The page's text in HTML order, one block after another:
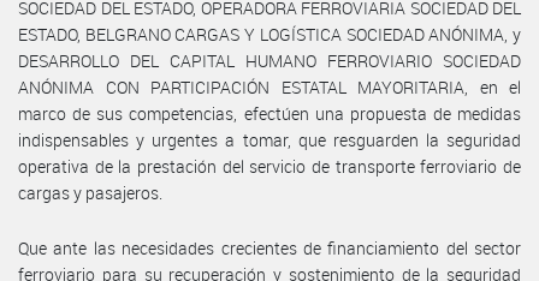
SOCIEDAD DEL ESTADO, OPERADORA FERROVIARIA SOCIEDAD DEL
ESTADO, BELGRANO CARGAS Y LOGÍSTICA SOCIEDAD ANÓNIMA, y
DESARROLLO DEL CAPITAL HUMANO FERROVIARIO SOCIEDAD
ANÓNIMA CON PARTICIPACIÓN ESTATAL MAYORITARIA, en el
marco de sus competencias, efectúen una propuesta de medidas
indispensables y urgentes a tomar, que resguarden la seguridad
operativa de la prestación del servicio de transporte ferroviario de
cargas y pasajeros.
Que ante las necesidades crecientes de financiamiento del sector
ferroviario para su recuperación y sostenimiento de la seguridad